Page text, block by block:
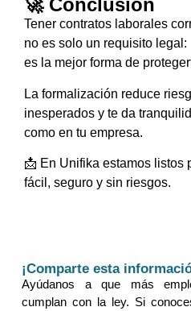
🚀 Conclusión
Tener contratos laborales
no es solo un requisito legal:
es la mejor forma de
La formalización reduce
inesperados y te da
como en tu empresa.
📩 En Unifika estamos listos
fácil, seguro y sin riesgos.
¡Comparte esta
Ayúdanos a que más
cumplan con la ley. Si